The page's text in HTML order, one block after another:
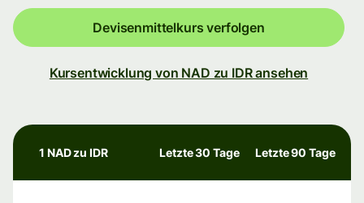
Devisenmittelkurs verfolgen
Kursentwicklung von NAD zu IDR ansehen
1 NAD zu IDR Letzte 30 Tage Letzte 90 Tage